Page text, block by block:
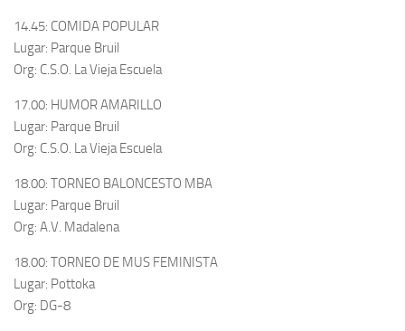
14.45: COMIDA POPULAR
Lugar: Parque Bruil
Org: C.S.O. La Vieja Escuela
17.00: HUMOR AMARILLO
Lugar: Parque Bruil
Org: C.S.O. La Vieja Escuela
18.00: TORNEO BALONCESTO MBA
Lugar: Parque Bruil
Org: A.V. Madalena
18.00: TORNEO DE MUS FEMINISTA
Lugar: Pottoka
Org: DG-8